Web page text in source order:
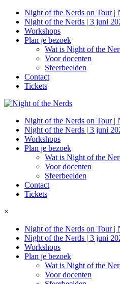
Night of the Nerds on Tour |
Night of the Nerds | 3 juni
Workshops
Plan je bezoek
Wat is Night of the
Voor docenten
Sfeerbeelden
Contact
Tickets
Night of the Nerds on Tour |
Night of the Nerds | 3 juni
Workshops
Plan je bezoek
Wat is Night of the
Voor docenten
Sfeerbeelden
Contact
Tickets
×
Night of the Nerds on Tour |
Night of the Nerds | 3 juni
Workshops
Plan je bezoek
Wat is Night of the
Voor docenten